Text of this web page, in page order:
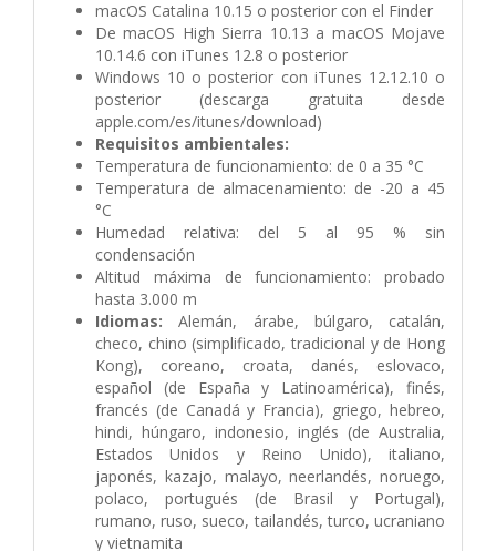
macOS Catalina 10.15 o posterior con el Finder
De macOS High Sierra 10.13 a macOS Mojave
10.14.6 con iTunes 12.8 o posterior
Windows 10 o posterior con iTunes 12.12.10 o
posterior (descarga gratuita desde
apple.com/es/itunes/download)
Requisitos ambientales:
Temperatura de funciona­miento: de 0 a 35 °C
Temperatura de almacena­miento: de -20 a 45
°C
Humedad relativa: del 5 al 95 % sin
condensación
Altitud máxima de funciona­miento: probado
hasta 3.000 m
Idiomas:
Alemán, árabe, búlgaro, catalán,
checo, chino (simplificado, tradicional y de Hong
Kong), coreano, croata, danés, eslovaco,
español (de España y Latinoamérica), finés,
francés (de Canadá y Francia), griego, hebreo,
hindi, húngaro, indonesio, inglés (de Australia,
Estados Unidos y Reino Unido), italiano,
japonés, kazajo, malayo, neerlandés, noruego,
polaco, portugués (de Brasil y Portugal),
rumano, ruso, sueco, tailandés, turco, ucraniano
y vietnamita